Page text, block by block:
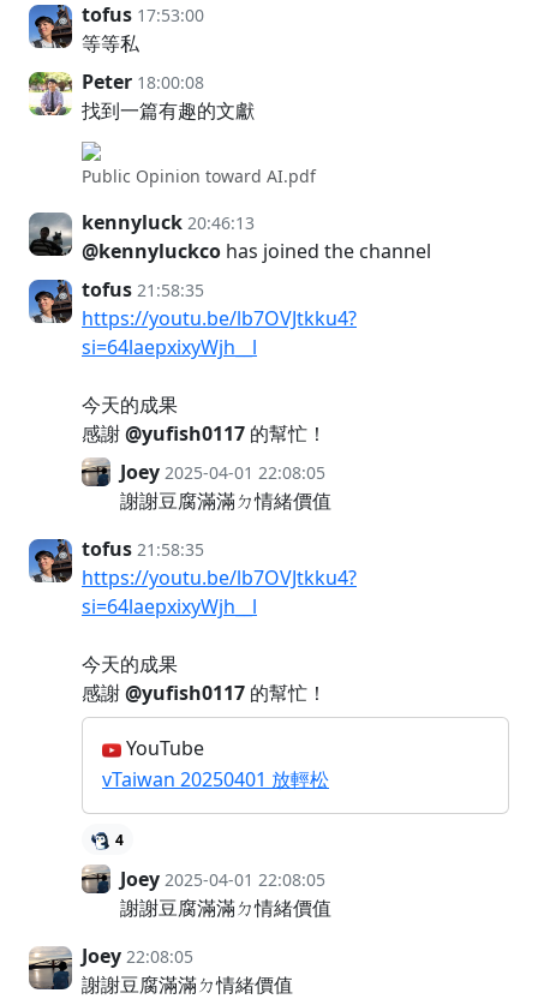
tofus 17:53:00
等等私
Peter 18:00:08
找到一篇有趣的文獻
Public Opinion toward AI.pdf
kennyluck 20:46:13
@kennyluckco has joined the channel
tofus 21:58:35
https://youtu.be/lb7OVJtkku4?
si=64laepxixyWjh__l
今天的成果
感謝@yufish0117 的幫忙！
Joey 2025-04-01 22:08:05
謝謝豆腐滿滿ㄉ情緒價值
tofus 21:58:35
https://youtu.be/lb7OVJtkku4?
si=64laepxixyWjh__l
今天的成果
感謝@yufish0117 的幫忙！
YouTube
vTaiwan 20250401 放輕松
4
Joey 2025-04-01 22:08:05
謝謝豆腐滿滿ㄉ情緒價值
Joey 22:08:05
謝謝豆腐滿滿ㄉ情緒價值